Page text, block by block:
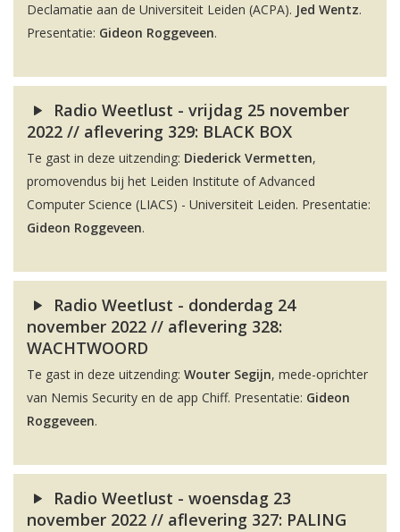
Declamatie aan de Universiteit Leiden (ACPA). Jed Wentz.
Presentatie: Gideon Roggeveen.
Radio Weetlust - vrijdag 25 november
2022 // aflevering 329: BLACK BOX
Te gast in deze uitzending: Diederick Vermetten,
promovendus bij het Leiden Institute of Advanced
Computer Science (LIACS) - Universiteit Leiden. Presentatie:
Gideon Roggeveen.
Radio Weetlust - donderdag 24
november 2022 // aflevering 328:
WACHTWOORD
Te gast in deze uitzending: Wouter Segijn, mede-oprichter
van Nemis Security en de app Chiff. Presentatie: Gideon
Roggeveen.
Radio Weetlust - woensdag 23
november 2022 // aflevering 327: PALING